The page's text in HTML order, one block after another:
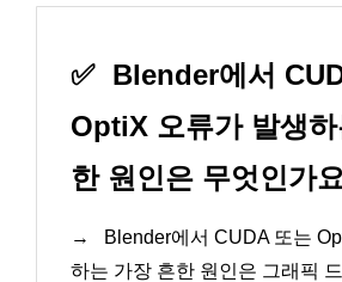
✅ Blender에서
OptiX 오류가 발생
한 원인은 무엇인가
→
Blender에서 CUDA 또는
하는 가장 흔한 원인은 그래픽